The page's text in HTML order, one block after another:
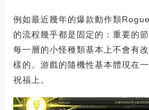
例如最近幾年的爆款動作類
的流程幾乎都是固定的：重要的
每一層的小怪種類基本上不會有
樣的。游戲的隨機性基本體現在
祝福上。